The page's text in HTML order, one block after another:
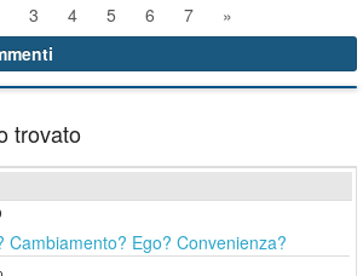
3 4 5 6 7
»
trovato
Cambiamento? Ego? Convenienza?